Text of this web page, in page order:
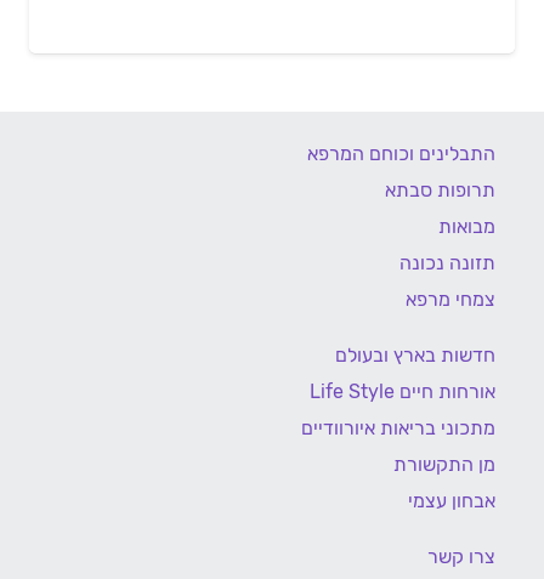
התבלינים וכוחם המרפא
תרופות סבתא
מבואות
תזונה נכונה
צמחי מרפא
חדשות בארץ ובעולם
אורחות חיים Life Style
מתכוני בריאות איורוודיים
מן התקשורת
אבחון עצמי
צרו קשר